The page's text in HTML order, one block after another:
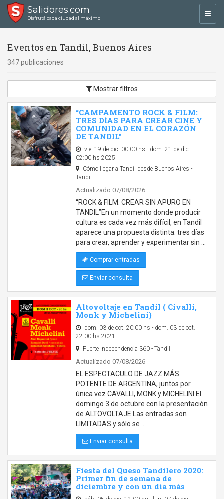
Salidores.com
Disfrutá cada ciudad al máximo
Eventos en Tandil, Buenos Aires
347 publicaciones
Mostrar filtros
“CAMPAMENTO ROCK & FILM:
TRES DÍAS PARA CREAR CINE Y
COMUNIDAD EN EL CORAZÓN
DE TANDIL”
vie. 19 de dic. 00:00 hs - dom. 21 de dic.
02:00 hs 2025
Cómo llegar a Tandil desde Buenos Aires -
Tandil
Actualizado 07/08/2026
“ROCK & FILM: CREAR SIN APURO EN
TANDIL”En un momento donde producir
cultura es cada vez más difícil, en Tandil
aparece una propuesta distinta: tres días
para crear, aprender y experimentar sin …
Comprar entradas
Enviar consulta
Altovoltaje en Tandil ( Civalli,
Monk y Michelini)
dom. 03 de oct. 20:00 hs - dom. 03 de oct.
22:00 hs 2021
Fuerte Independencia 360 - Tandil
Actualizado 07/08/2026
EL ESPECTACULO DE JAZZ MÁS
POTENTE DE ARGENTINA, juntos por
única vez CAVALLI, MONK y MICHELINI.El
domingo 3 de octubre con la presentación
de ALTOVOLTAJE.Las entradas son
LIMITADAS y sólo se …
Enviar consulta
Fiesta del Queso Tandilero 2020:
Primer fin de semana de
diciembre y con un día más